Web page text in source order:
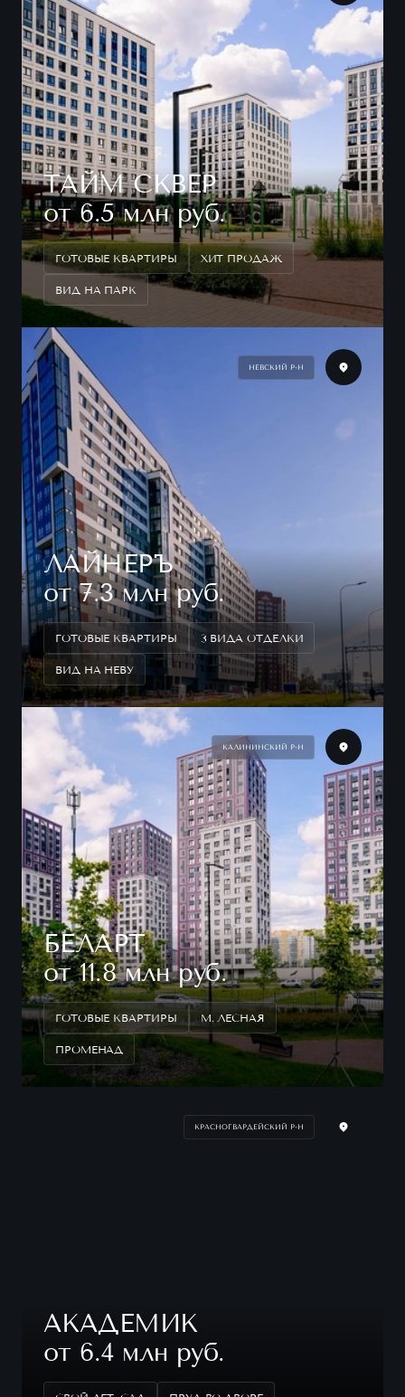
ТАЙМ СКВЕР
от 6.5 млн руб.
ГОТОВЫЕ КВАРТИРЫ ХИТ ПРОДАЖ
ВИД НА ПАРК
НЕВСКИЙ Р-Н
ЛАЙНЕРЪ
от 7.3 млн руб.
ГОТОВЫЕ КВАРТИРЫ 3 ВИДА ОТДЕЛКИ
ВИД НА НЕВУ
КАЛИНИНСКИЙ Р-Н
БЕЛАРТ
от 11.8 млн руб.
ГОТОВЫЕ КВАРТИРЫ М. ЛЕСНАЯ
ПРОМЕНАД
КРАСНОГВАРДЕЙСКИЙ Р-Н
АКАДЕМИК
от 6.4 млн руб.